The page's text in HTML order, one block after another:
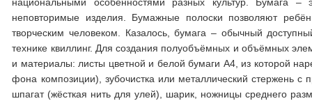
неповторимые изделия. Бумажные полоски позволяют
творческим человеком. Казалось, бумага – обычный
технике квиллинг. Для создания полуобъёмных и объёмных
и материалы: листы цветной и белой бумаги А4, из которой
фона композиции), зубочистка или металлический стержень
шпагат (жёсткая нить для улей), шарик, ножницы среднего